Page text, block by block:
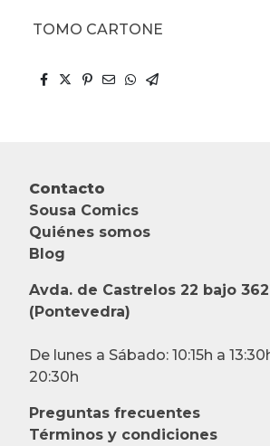
TOMO CARTONE
Contacto
Sousa Comics
Quiénes somos
Blog
Avda. de Castrelos 22 bajo
(Pontevedra)
De lunes a Sábado: 10:15h a
20:30h
Preguntas frecuentes
Términos y condiciones